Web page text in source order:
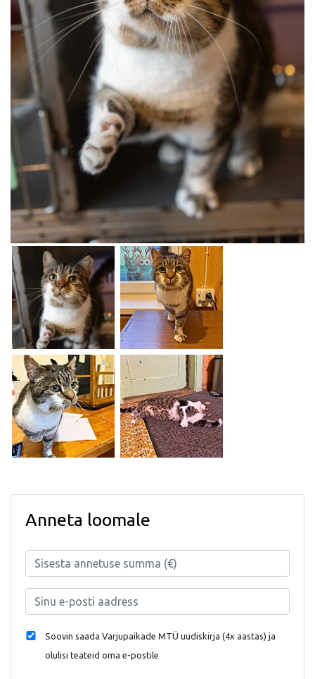
Anneta loomale
Soovin saada Varjupaikade MTÜ uudiskirja (4x aastas) ja
olulisi teateid oma e-postile